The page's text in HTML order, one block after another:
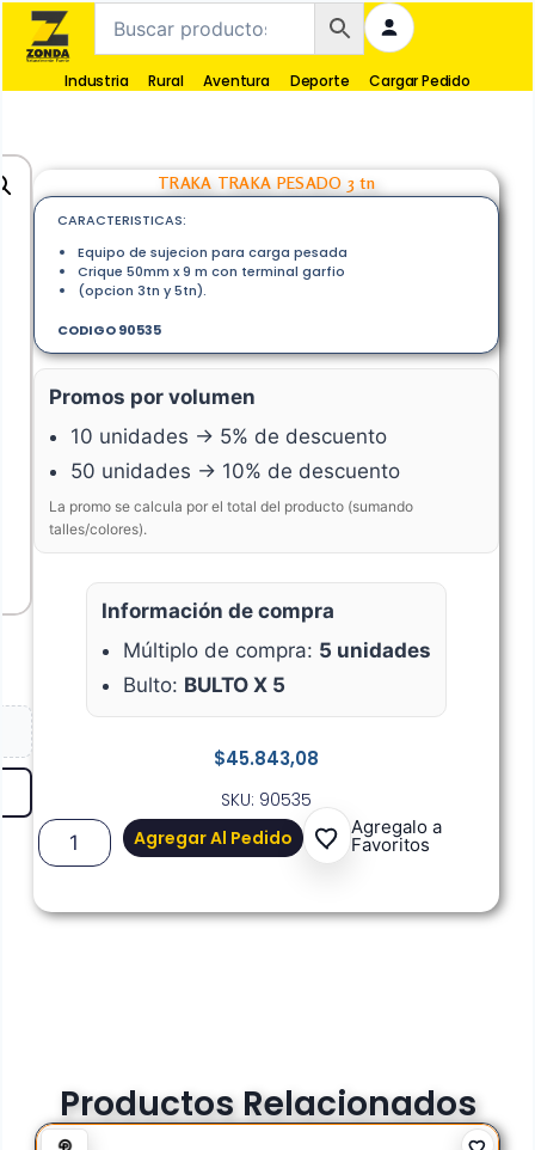
Industria Rural Aventura Deporte Cargar Pedido
TRAKA TRAKA PESADO 3 tn
$45.843,08
CARACTERISTICAS:
Equipo de sujecion para carga pesada
Crique 50mm x 9 m con terminal garfio
(opcion 3tn y 5tn).
CODIGO 90535
SKU: 90535
Agregar Al Pedido
Agregalo a
Favoritos
Promos por volumen
10 unidades → 5% de descuento
50 unidades → 10% de descuento
La promo se calcula por el total del producto (sumando
talles/colores).
Información de compra
Múltiplo de compra: 5 unidades
Bulto: BULTO X 5
Productos Relacionados